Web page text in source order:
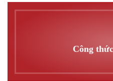
Công